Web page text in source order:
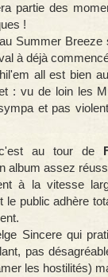
partie des
!
Summer
à déjà
all est bien
: vu de loin les
et pas
au tour de
album assez
à la vitesse
public adhère
Sincere qui
pas
les hostilités)